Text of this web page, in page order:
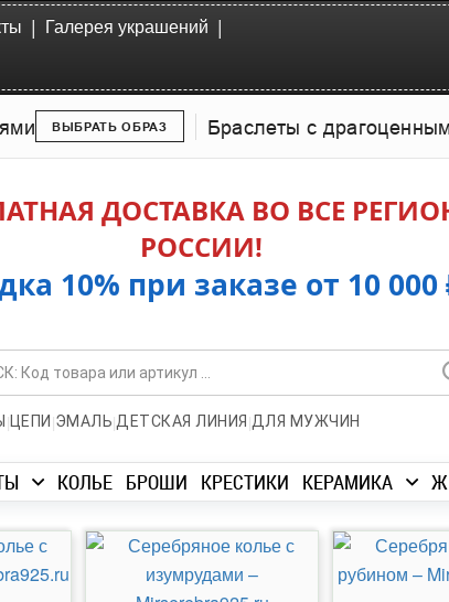
| Галерея украшений |
ВЫБРАТЬ ОБРАЗ Браслеты с
ДОСТАВКА ВО ВСЕ
РОССИИ!
10% при заказе от 10 000
| ЦЕПИ |ЭМАЛЬ|ДЕТСКАЯ ЛИНИЯ |ДЛЯ МУЖЧИН
КОЛЬЕ БРОШИ КРЕСТИКИ КЕРАМИКА